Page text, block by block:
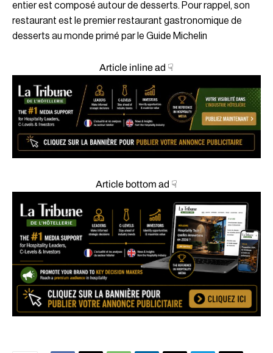
entier est composé autour de desserts. Pour rappel, son
restaurant est le premier restaurant gastronomique de
desserts au monde primé par le Guide Michelin
Article inline ad ☟
Article bottom ad ☟